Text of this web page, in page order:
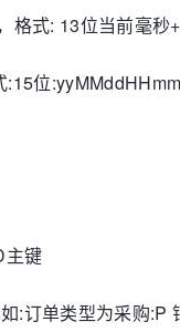
格式: 13位当前毫秒
位
主键
:订单类型为采购